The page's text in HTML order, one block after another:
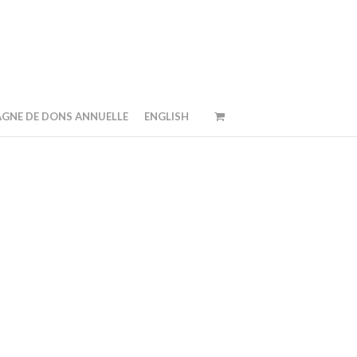
DE DONS ANNUELLE ENGLISH